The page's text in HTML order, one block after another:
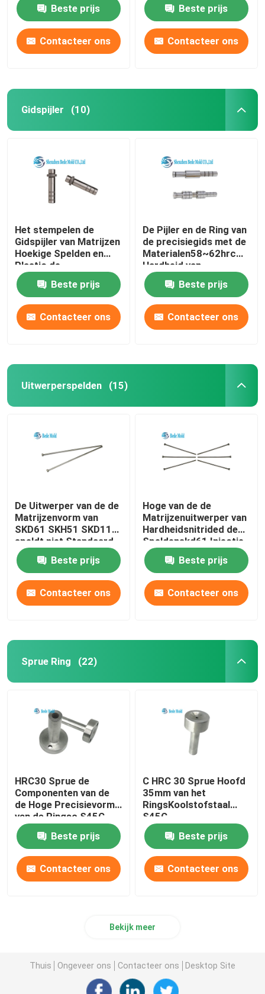
Beste prijs
Contacteer ons
Beste prijs
Contacteer ons
Gidspijler (10)
Het stempelen de
Gidspijler van Matrijzen
Hoekige Spelden en
Plastic de
Vormcomponenten van
Bush
Beste prijs
Contacteer ons
De Pijler en de Ring van
de precisiegids met de
Materialen58~62hrc
Hardheid van
Oliegroove 20cr
Beste prijs
Contacteer ons
Uitwerperspelden (15)
De Uitwerper van de de
Matrijzenvorm van
SKD61 SKH51 SKD11
speldt niet Standaard
Beste prijs
Contacteer ons
Hoge van de de
Matrijzenuitwerper van
Hardheidsnitrided de
Speldenskd61 Injectie
het Vormen Spelden
Beste prijs
Contacteer ons
Sprue Ring (22)
HRC30 Sprue de
Componenten van de
de Hoge Precisievorm
van de Ringsc S45C
Beste prijs
Contacteer ons
C HRC 30 Sprue Hoofd
35mm van het
RingsKoolstofstaal
S45C
Beste prijs
Contacteer ons
Bekijk meer
Thuis Ongeveer ons Contacteer ons Desktop Site